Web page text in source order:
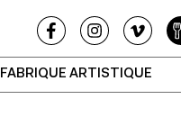
FABRIQUE ARTISTIQUE